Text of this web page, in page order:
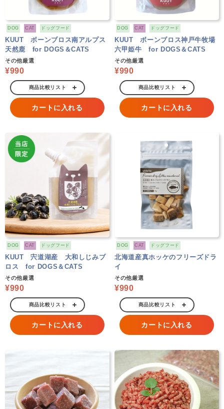
DOG CAT ドッグフード
KUUT ボーンブロス南アルプス
天然鹿 for DOGS＆CATS
その他厳選
¥990
商品比較リスト
カートに入れる
DOG CAT ドッグフード
KUUT ボーンブロス神戸牛牧場
六甲姫牛 for DOGS＆CATS
その他厳選
¥990
商品比較リスト
カートに入れる
DOG CAT ドッグフード
KUUT 宍道湖産 大和しじみブ
ロス for DOGS＆CATS
その他厳選
¥990
商品比較リスト
カートに入れる
DOG CAT ドッグフード
北海道産真ホッケのフリーズドラ
イ
その他厳選
¥990
商品比較リスト
カートに入れる